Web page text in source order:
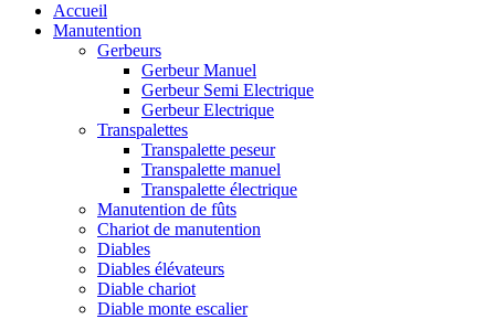
Accueil
Manutention
Gerbeurs
Gerbeur Manuel
Gerbeur Semi Electrique
Gerbeur Electrique
Transpalettes
Transpalette peseur
Transpalette manuel
Transpalette électrique
Manutention de fûts
Chariot de manutention
Diables
Diables élévateurs
Diable chariot
Diable monte escalier